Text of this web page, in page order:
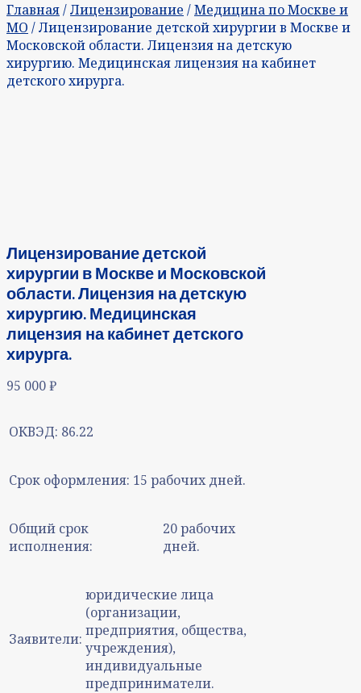
Главная/Лицензирование /Медицина по Москве и
МО / Лицензирование детской хирургии в Москве и
Московской области. Лицензия на детскую
хирургию. Медицинская лицензия на кабинет
детского хирурга.
Лицензирование детской
хирургии в Москве и Московской
области. Лицензия на детскую
хирургию. Медицинская
лицензия на кабинет детского
хирурга.
95 000₽
ОКВЭД: 86.22
Срок оформления: 15 рабочих дней.
Общий срок
исполнения:
20 рабочих
дней.
Заявители:
юридические лица
(организации,
предприятия, общества,
учреждения),
индивидуальные
предприниматели.